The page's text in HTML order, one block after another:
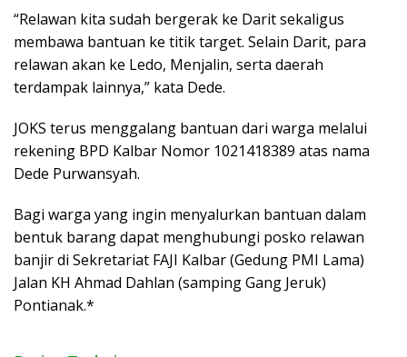
“Relawan kita sudah bergerak ke Darit sekaligus
membawa bantuan ke titik target. Selain Darit, para
relawan akan ke Ledo, Menjalin, serta daerah
terdampak lainnya,” kata Dede.
JOKS terus menggalang bantuan dari warga melalui
rekening BPD Kalbar Nomor 1021418389 atas nama
Dede Purwansyah.
Bagi warga yang ingin menyalurkan bantuan dalam
bentuk barang dapat menghubungi posko relawan
banjir di Sekretariat FAJI Kalbar (Gedung PMI Lama)
Jalan KH Ahmad Dahlan (samping Gang Jeruk)
Pontianak.*